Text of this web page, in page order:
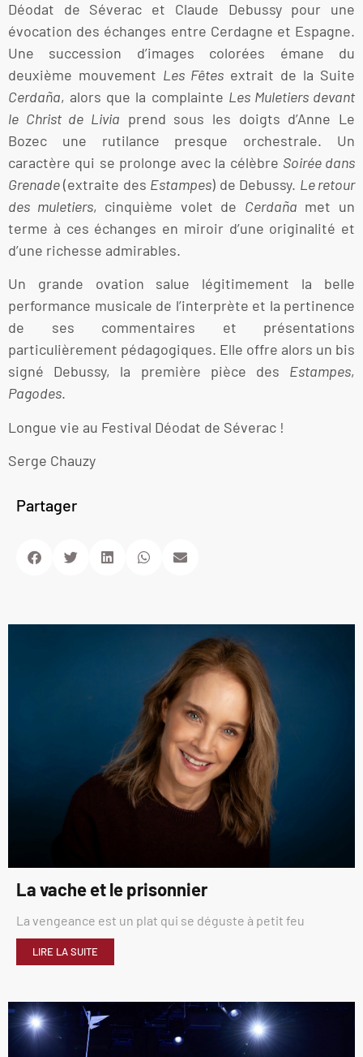
Déodat de Séverac et Claude Debussy pour une
évocation des échanges entre Cerdagne et Espagne.
Une succession d’images colorées émane du
deuxième mouvement Les Fêtes extrait de la Suite
Cerdaña, alors que la complainte Les Muletiers devant
le Christ de Livia prend sous les doigts d’Anne Le
Bozec une rutilance presque orchestrale. Un
caractère qui se prolonge avec la célèbre Soirée dans
Grenade(extraite des Estampes) de Debussy. Le retour
des muletiers, cinquième volet de Cerdaña met un
terme à ces échanges en miroir d’une originalité et
d’une richesse admirables.
Un grande ovation salue légitimement la belle
performance musicale de l’interprète et la pertinence
de ses commentaires et présentations
particulièrement pédagogiques. Elle offre alors un bis
signé Debussy, la première pièce des Estampes,
Pagodes.
Longue vie au Festival Déodat de Séverac !
Serge Chauzy
Partager
La vache et le prisonnier
La vengeance est un plat qui se déguste à petit feu
LIRE LA SUITE